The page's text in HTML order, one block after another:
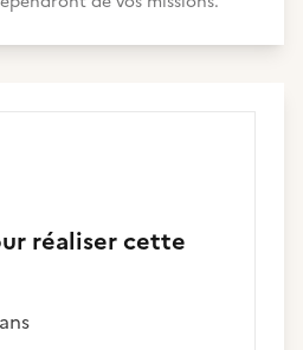
réaliser cette